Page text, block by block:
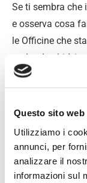
Questo sito
Utilizziamo i
annunci, per
analizzare il
informazioni sul
Se ti sembra che
e osserva cosa
le Officine che
andando chi è
capirai che i
Gruppo Officina
tu sui
stare al passo
Iscriviti al